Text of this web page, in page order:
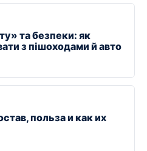
та безпеки: як
з пішоходами й авто
польза и как их